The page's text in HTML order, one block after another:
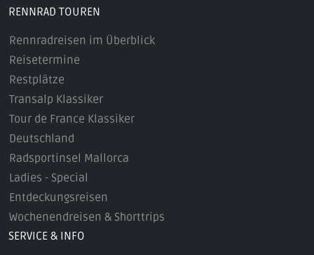
RENNRAD TOUREN
Rennradreisen im Überblick
Reisetermine
Restplätze
Transalp Klassiker
Tour de France Klassiker
Deutschland
Radsportinsel Mallorca
Ladies - Special
Entdeckungsreisen
Wochenendreisen & Shorttrips
SERVICE & INFO